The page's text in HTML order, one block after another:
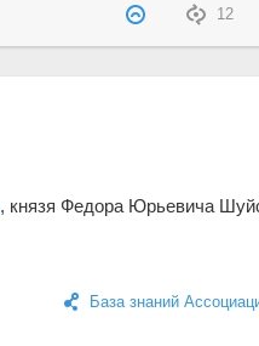
12
, князя Федора Юрьевича
База знаний